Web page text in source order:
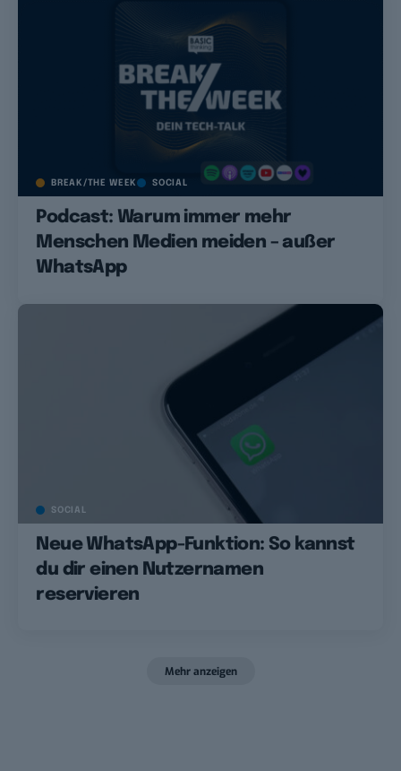
BREAK/THE WEEK SOCIAL
Podcast: Warum immer mehr
Menschen Medien meiden – außer
WhatsApp
SOCIAL
Neue WhatsApp-Funktion: So kannst
du dir einen Nutzernamen
reservieren
Mehr anzeigen